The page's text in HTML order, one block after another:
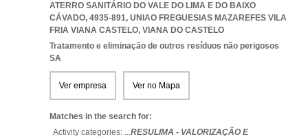
ATERRO SANITÁRIO DO VALE DO LIMA E DO BAIXO
CÁVADO, 4935-891, UNIAO FREGUESIAS MAZAREFES VILA
FRIA VIANA CASTELO, VIANA DO CASTELO
Tratamento e eliminação de outros resíduos não perigosos
SA
Ver empresa Ver no Mapa
Matches in the search for:
Activity categories: ...RESULIMA - VALORIZAÇÃO E